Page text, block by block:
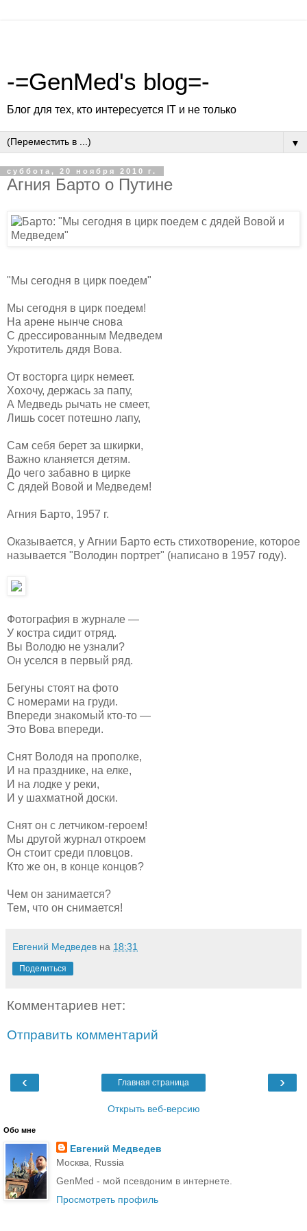
-=GenMed's blog=-
Блог для тех, кто интересуется IT и не только
▼
суббота, 20 ноября 2010 г.
Агния Барто о Путине
"Мы сегодня в цирк поедем"
Мы сегодня в цирк поедем!
На арене нынче снова
С дрессированным Медведем
Укротитель дядя Вова.
От восторга цирк немеет.
Хохочу, держась за папу,
А Медведь рычать не смеет,
Лишь сосет потешно лапу,
Сам себя берет за шкирки,
Важно кланяется детям.
До чего забавно в цирке
С дядей Вовой и Медведем!
Агния Барто, 1957 г.
Оказывается, у Агнии Барто есть стихотворение, которое
называется "Володин портрет" (написано в 1957 году).
Фотография в журнале —
У костра сидит отряд.
Вы Володю не узнали?
Он уселся в первый ряд.
Бегуны стоят на фото
С номерами на груди.
Впереди знакомый кто-то —
Это Вова впереди.
Снят Володя на прополке,
И на празднике, на елке,
И на лодке у реки,
И у шахматной доски.
Снят он с летчиком-героем!
Мы другой журнал откроем
Он стоит среди пловцов.
Кто же он, в конце концов?
Чем он занимается?
Тем, что он снимается!
Евгений Медведев на 18:31
Поделиться
Комментариев нет:
Отправить комментарий
‹ ›
Главная страница
Открыть веб-версию
Обо мне
Евгений Медведев
Москва, Russia
GenMed - мой псевдоним в интернете.
Просмотреть профиль